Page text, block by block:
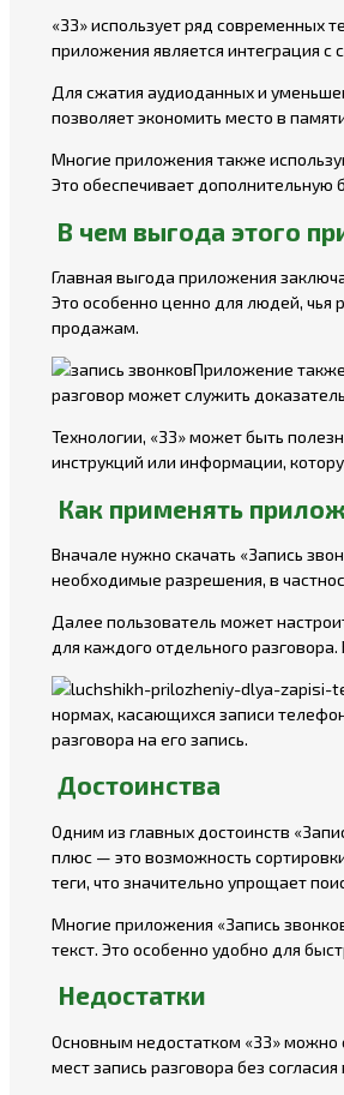
«ЗЗ» использует ряд современных
приложения является интеграция с
Для сжатия аудиоданных и
позволяет экономить место в
Многие приложения также
Это обеспечивает дополнительную
В чем выгода этого
Главная выгода приложения
Это особенно ценно для людей, чья
продажам.
Приложение
разговор может служить
Технологии, «ЗЗ» может быть
инструкций или информации,
Как применять
Вначале нужно скачать «Запись
необходимые разрешения, в
Далее пользователь может
для каждого отдельного
нормах, касающихся записи
разговора на его запись.
Достоинства
Одним из главных достоинств
плюс — это возможность
теги, что значительно упрощает
Многие приложения «Запись
текст. Это особенно удобно для
Недостатки
Основным недостатком «ЗЗ» можно
мест запись разговора без